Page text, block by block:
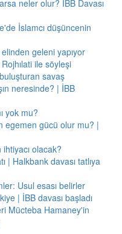
neler olur? İBB Davası
İslamcı düşüncenin
geleni yapıyor
ile söyleşi
savaş
neresinde? | İBB
yok mu?
egemen gücü olur mu? |
olacak?
| Halkbank davası tatlıya
Usul esası belirler
| İBB davası başladı
Mücteba Hamaney'in